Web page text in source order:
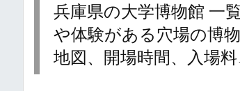
兵庫県の大学博物館 一
や体験がある穴場の博
地図、開場時間、入場